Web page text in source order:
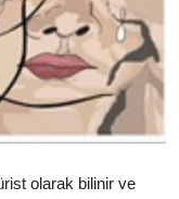
olarak bilinir ve